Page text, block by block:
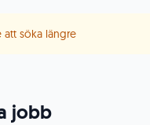
att söka längre
jobb